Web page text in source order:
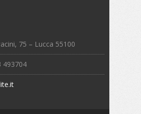
75 – Lucca 55100
493704